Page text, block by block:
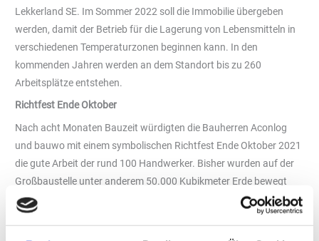
Lekkerland SE. Im Sommer 2022 soll die Immobilie übergeben
werden, damit der Betrieb für die Lagerung von Lebensmitteln in
verschiedenen Temperaturzonen beginnen kann. In den
kommenden Jahren werden an dem Standort bis zu 260
Arbeitsplätze entstehen.
Richtfest Ende Oktober
Nach acht Monaten Bauzeit würdigten die Bauherren Aconlog
und bauwo mit einem symbolischen Richtfest Ende Oktober 2021
die gute Arbeit der rund 100 Handwerker. Bisher wurden auf der
Großbaustelle unter anderem 50.000 Kubikmeter Erde bewegt
und 145 Tonnen Stahl sowie 1.200 Fertigteile für Stützen und
Brandwände verbaut. Der Rohbau der Immobilie, die sich mit ihrer